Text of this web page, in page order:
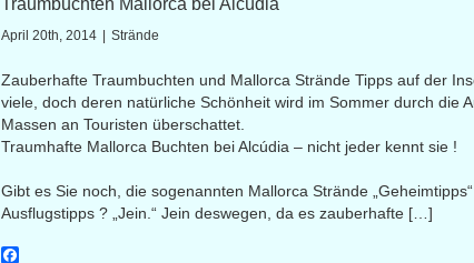
Traumbuchten Mallorca bei Alcúdia
April 20th, 2014 Strände
Zauberhafte Traumbuchten und Mallorca Strände Tipps auf der
viele, doch deren natürliche Schönheit wird im Sommer durch die
Massen an Touristen überschattet.
Traumhafte Mallorca Buchten bei Alcúdia – nicht jeder kennt sie !
Gibt es Sie noch, die sogenannten Mallorca Strände
Ausflugstipps ? „Jein.“ Jein deswegen, da es zauberhafte […]